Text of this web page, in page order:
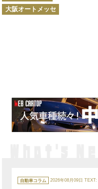
大阪オートメッセ
テ
ゴ
自動車コラム 2026年08月09日 TEXT: